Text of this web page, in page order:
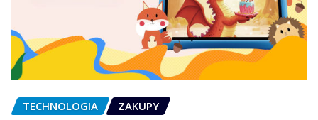
TECHNOLOGIA ZAKUPY